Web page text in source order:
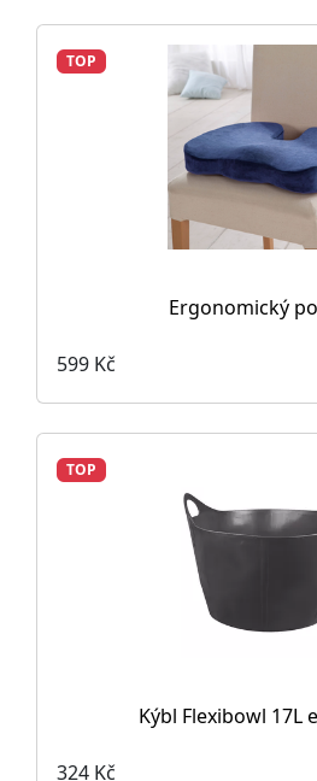
TOP
Ergonomický
599 Kč
TOP
Kýbl Flexibowl 17L
324 Kč